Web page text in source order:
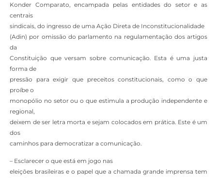
Konder Comparato, encampada pelas entidades do setor e as
centrais
sindicais, do ingresso de uma Ação Direta de Inconstitucionalidade
(Adin) por omissão do parlamento na regulamentação dos artigos
da
Constituição que versam sobre comunicação. Esta é uma justa
forma de
pressão para exigir que preceitos constitucionais, como o que
proíbe o
monopólio no setor ou o que estimula a produção independente e
regional,
deixem de ser letra morta e sejam colocados em prática. Este é um
dos
caminhos para democratizar a comunicação.
– Esclarecer o que está em jogo nas
eleições brasileiras e o papel que a chamada grande imprensa tem